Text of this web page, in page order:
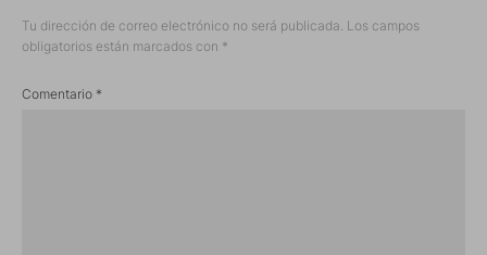
Tu dirección de correo electrónico no será publicada. Los campos
obligatorios están marcados con *
Comentario *